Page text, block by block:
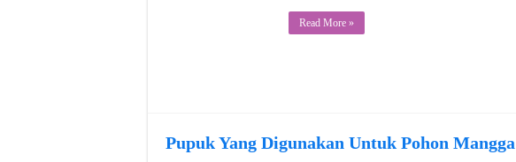
Read More »
Pupuk Yang Digunakan Untuk Pohon Mangga